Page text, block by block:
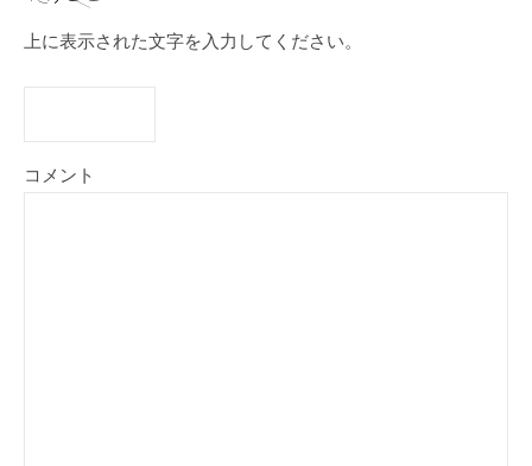
上に表示された文字を入力してください。
コメント